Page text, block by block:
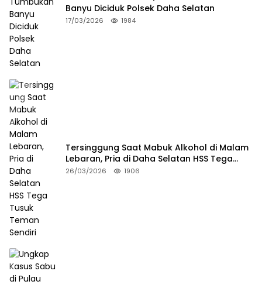
Banyu Diciduk Polsek Daha Selatan
17/03/2026 1984
Tersinggung Saat Mabuk Alkohol di Malam
Lebaran, Pria di Daha Selatan HSS Tega
Tusuk Teman Sendiri
26/03/2026 1906